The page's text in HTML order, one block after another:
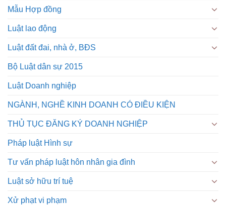
Mẫu Hợp đồng
Luật lao động
Luật đất đai, nhà ở, BĐS
Bộ Luật dân sự 2015
Luật Doanh nghiệp
NGÀNH, NGHỀ KINH DOANH CÓ ĐIỀU KIỆN
THỦ TỤC ĐĂNG KÝ DOANH NGHIỆP
Pháp luật Hình sự
Tư vấn pháp luật hôn nhân gia đình
Luật sở hữu trí tuệ
Xử phạt vi phạm